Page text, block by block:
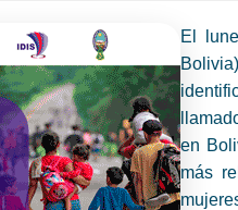
El
en
más